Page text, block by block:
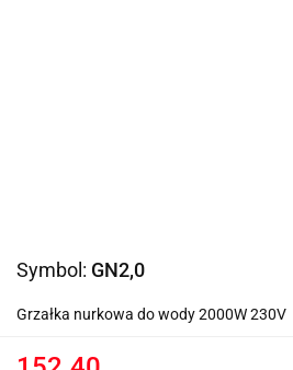
Symbol: GN2,0
Grzałka nurkowa do wody 2000W 230V